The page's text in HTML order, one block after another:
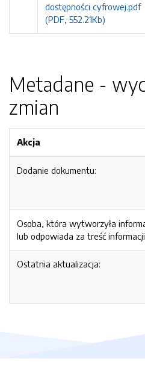
dostępności cyfrowej.pdf
(PDF, 552.21Kb)
Metadane -
zmian
Akcja
Dodanie dokumentu:
Osoba, która wytworzyła
lub odpowiada za treść
Ostatnia aktualizacja: